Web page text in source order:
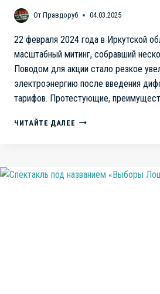
От Правдоруб 04.03.2025
22 февраля 2024 года в Иркутской
масштабный митинг, собравший
Поводом для акции стало резкое
электроэнергию после введения
тарифов. Протестующие,
ЧИТАЙТЕ ДАЛЕЕ ИРКУТСКИЙ
НОВЫЕ